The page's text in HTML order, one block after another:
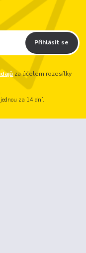
Přihlásit se
za účelem rozesílky
za 14 dní.